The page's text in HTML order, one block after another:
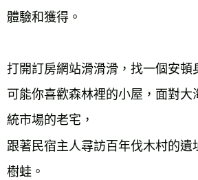
體驗和獲得。
打開訂房網站滑滑滑，找一個安頓
可能你喜歡森林裡的小屋，面對大
統市場的老宅，
跟著民宿主人尋訪百年伐木村的遺
樹蛙。